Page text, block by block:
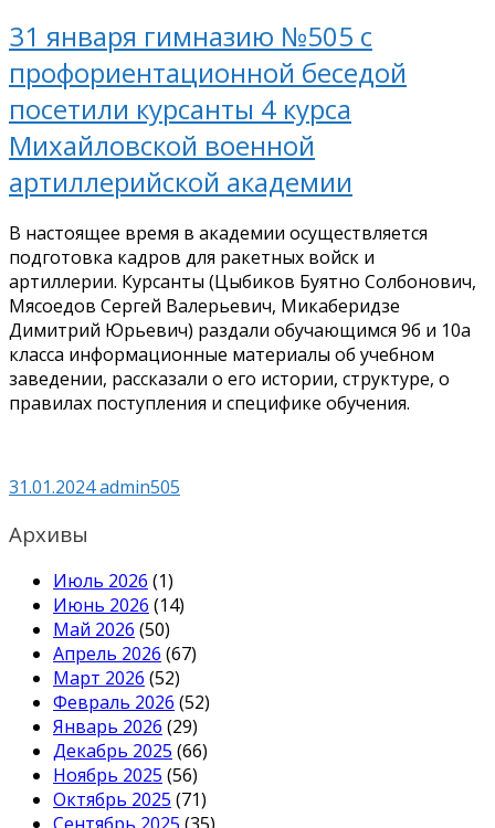
31 января гимназию №505 с
профориентационной беседой
посетили курсанты 4 курса
Михайловской военной
артиллерийской академии
В настоящее время в академии осуществляется
подготовка кадров для ракетных войск и
артиллерии. Курсанты (Цыбиков Буятно Солбонович,
Мясоедов Сергей Валерьевич, Микаберидзе
Димитрий Юрьевич) раздали обучающимся 9б и 10а
класса информационные материалы об учебном
заведении, рассказали о его истории, структуре, о
правилах поступления и специфике обучения.
31.01.2024admin505
Архивы
Июль 2026 (1)
Июнь 2026 (14)
Май 2026 (50)
Апрель 2026 (67)
Март 2026 (52)
Февраль 2026 (52)
Январь 2026 (29)
Декабрь 2025 (66)
Ноябрь 2025 (56)
Октябрь 2025 (71)